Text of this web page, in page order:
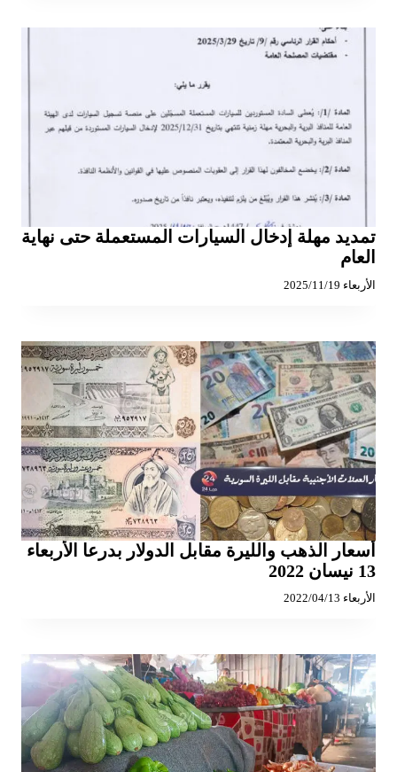
تمديد مهلة إدخال السيارات المستعملة حتى نهاية
العام
الأربعاء 2025/11/19
أسعار الذهب والليرة مقابل الدولار بدرعا الأربعاء
13 نيسان 2022
الأربعاء 2022/04/13